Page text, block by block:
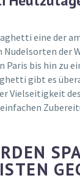
eine der
der
Paris bis hin zu
gibt es
Vielseitigkeit